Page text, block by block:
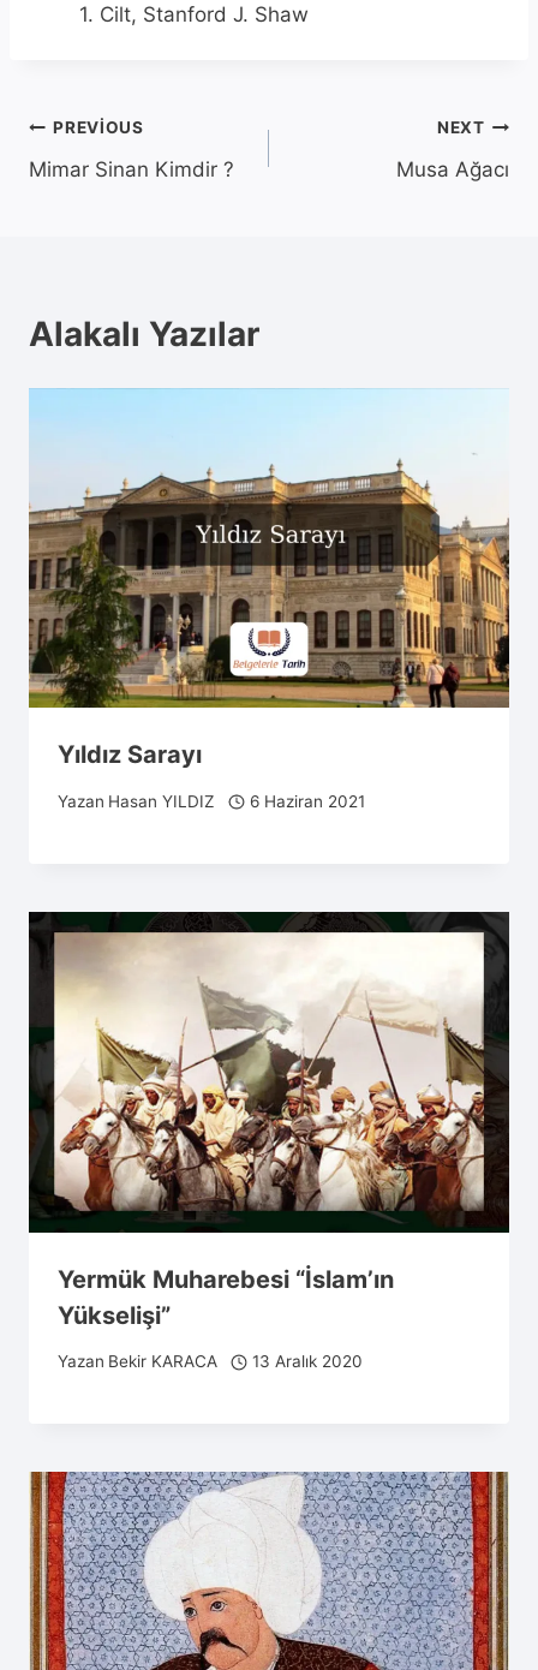
1. Cilt, Stanford J. Shaw
Yazı
gezinmesi
PREVIOUS
Mimar Sinan Kimdir ?
NEXT
Musa Ağacı
Alakalı Yazılar
Yıldız Sarayı
Yazan Hasan YILDIZ 6 Haziran 2021
Yermük Muharebesi “İslam’ın
Yükselişi”
Yazan Bekir KARACA 13 Aralık 2020